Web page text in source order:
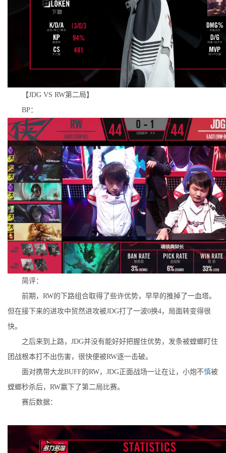
【JDG VS RW第二局】
BP：
简评：
前期，RW的下路组合取得了些许优势，早早的推掉了一血塔。
但在接下来的进攻中贸然进攻被JDG打了一波0换4，局面转变得很
快。
之后来到上路，JDG并没有能好好把握住优势，发条被螳螂盯住
团战根本打不出伤害，很快便被RW逐一击破。
面对携带大龙BUFF的RW，JDG正面战场一让在让，小炮不慎被
螳螂秒杀后，RW赢下了第二局比赛。
赛后数据：